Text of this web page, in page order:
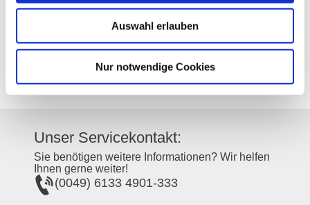
Auswahl erlauben
Nur notwendige Cookies
Mittlere Mauergasse 3
Gau-Bickelheim
Tel:(0049) 6701 3977
E-Mail:info@weingut-schnabel.de
http://www.weingut-schnabel.de
Unser Servicekontakt:
Sie benötigen weitere Informationen? Wir helfen
Ihnen gerne weiter!
(0049) 6133 4901-333